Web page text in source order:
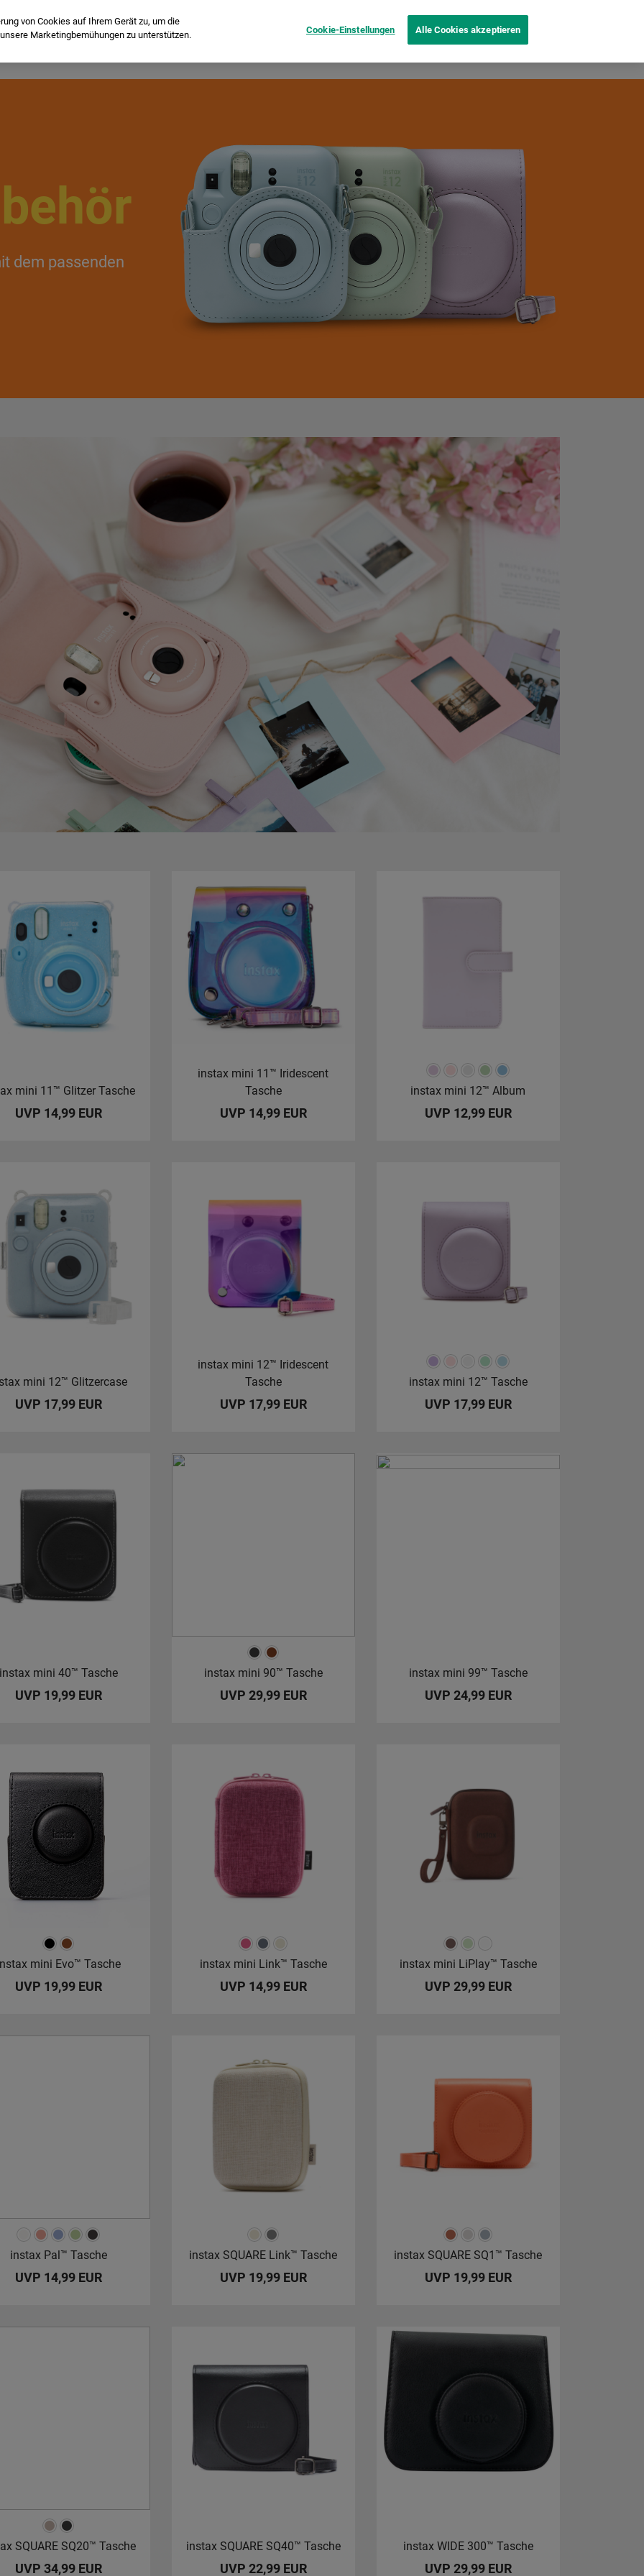
Sofortbildkameras Printer Film Produktvergleich B2B
dem passenden
mini 11™ Glitzer Tasche
UVP 14,99 EUR
instax mini 11™ Iridescent
Tasche
UVP 14,99 EUR
instax mini 12™ Album
UVP 12,99 EUR
mini 12™ Glitzercase
UVP 17,99 EUR
instax mini 12™ Iridescent
Tasche
UVP 17,99 EUR
instax mini 12™ Tasche
UVP 17,99 EUR
mini 40™ Tasche
UVP 19,99 EUR
instax mini 90™ Tasche
UVP 29,99 EUR
instax mini 99™ Tasche
UVP 24,99 EUR
mini Evo™ Tasche
UVP 19,99 EUR
instax mini Link™ Tasche
UVP 14,99 EUR
instax mini LiPlay™ Tasche
UVP 29,99 EUR
instax Pal™ Tasche
UVP 14,99 EUR
instax SQUARE Link™ Tasche
UVP 19,99 EUR
instax SQUARE SQ1™ Tasche
UVP 19,99 EUR
SQUARE SQ20™ Tasche
UVP 34,99 EUR
instax SQUARE SQ40™ Tasche
UVP 22,99 EUR
instax WIDE 300™ Tasche
UVP 29,99 EUR
von Cookies auf Ihrem Gerät zu, um die
Marketingbemühungen zu unterstützen.
Cookie-Einstellungen Alle Cookies akzeptieren